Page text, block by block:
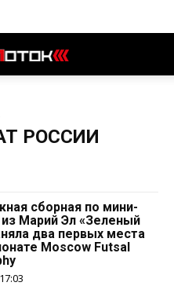
РОССИИ
сборная по мини-
Марий Эл «Зеленый
два первых места
Moscow Futsal